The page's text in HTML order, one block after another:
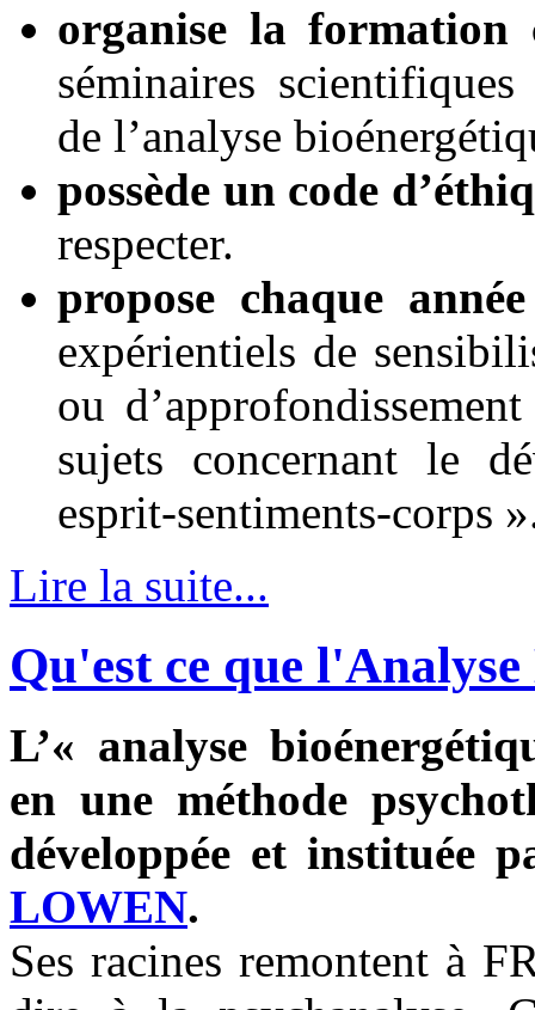
organise la formation
séminaires
de l’analyse
possède un code
respecter.
propose chaque
expérientiels de
ou
sujets concernant le
esprit-sentiments-corps
Lire la suite...
Qu'est ce que
L’« analyse
en une méthode
développée et instituée
LOWEN.
Ses racines remontent à